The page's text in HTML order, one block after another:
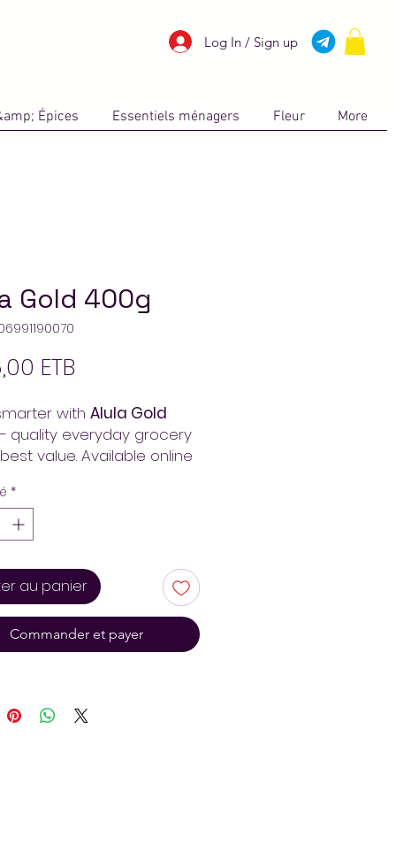
Log In / Sign up
Épices Essentiels ménagers Fleur More
Gold 400g
ETB
with Alula Gold
quality everyday grocery
value. Available online
across Addis Ababa.
pay less!
*
au panier
Commander et payer